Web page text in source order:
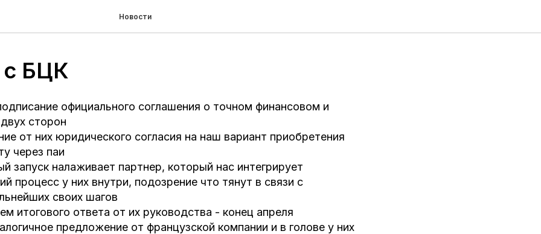
Новости
с БЦК
официального соглашения о точном финансовом и
сторон
от них юридического согласия на наш вариант приобретения
через паи
запуск налаживает партнер, который нас интегрирует
процесс у них внутри, подозрение что тянут в связи с
своих шагов
итогового ответа от их руководства - конец апреля
предложение от французской компании и в голове у них